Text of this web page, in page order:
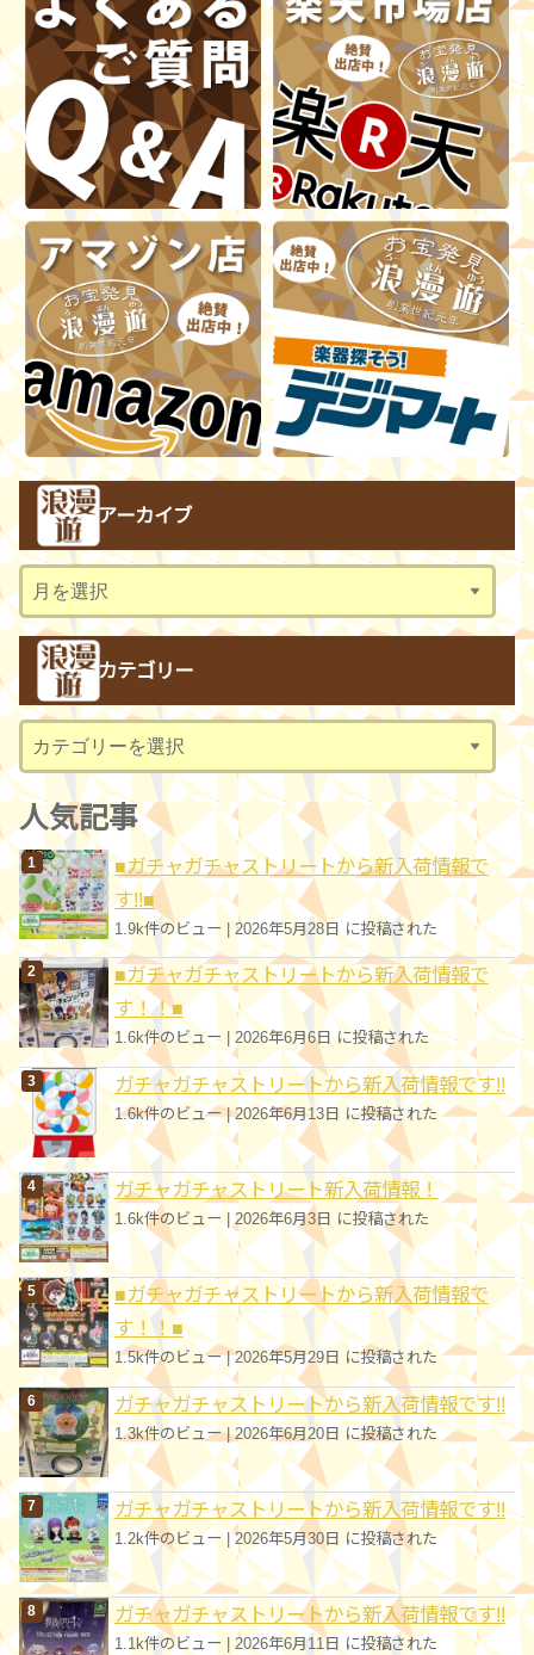
アーカイブ
ー
イ
ブ
カテゴリー
テ
ゴ
リ
ー
人気記事
■ガチャガチャストリートから新入荷情報で
す!!■
1.9k件のビュー 2026年5月28日 に投稿された
■ガチャガチャストリートから新入荷情報で
す！！■
1.6k件のビュー |2026年6月6日 に投稿された
ガチャガチャストリートから新入荷情報です!!
1.6k件のビュー|2026年6月13日 に投稿された
ガチャガチャストリート新入荷情報！
1.6k件のビュー 2026年6月3日 に投稿された
■ガチャガチャストリートから新入荷情報で
す！！■
1.5k件のビュー|2026年5月29日 に投稿された
ガチャガチャストリートから新入荷情報です!!
1.3k件のビュー|2026年6月20日 に投稿された
ガチャガチャストリートから新入荷情報です!!
1.2k件のビュー|2026年5月30日 に投稿された
ガチャガチャストリートから新入荷情報です!!
1.1k件のビュー |2026年6月11日 に投稿された